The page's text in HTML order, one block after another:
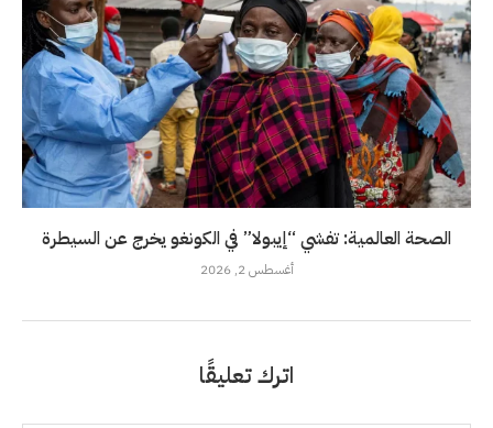
الصحة العالمية: تفشي “إيبولا” في الكونغو يخرج عن السيطرة
أغسطس 2, 2026
اترك تعليقًا